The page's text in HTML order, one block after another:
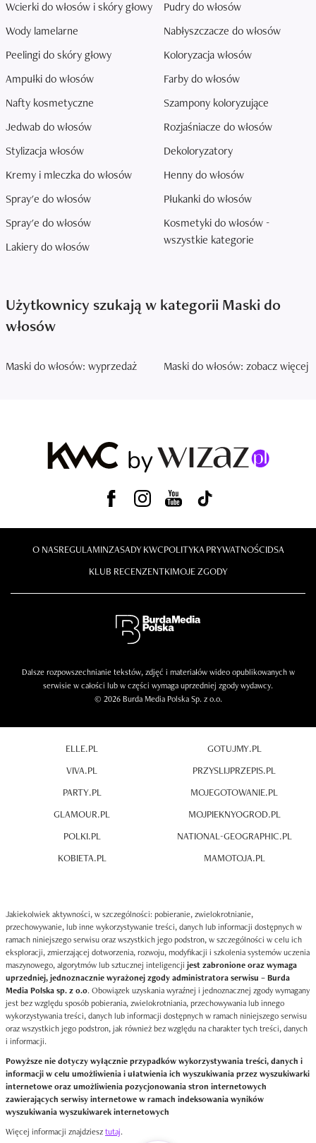
Wcierki do włosów i skóry głowy
Wody lamelarne
Peelingi do skóry głowy
Ampułki do włosów
Nafty kosmetyczne
Jedwab do włosów
Stylizacja włosów
Kremy i mleczka do włosów
Spray'e do włosów
Spray'e do włosów
Lakiery do włosów
Pudry do włosów
Nabłyszczacze do włosów
Koloryzacja włosów
Farby do włosów
Szampony koloryzujące
Rozjaśniacze do włosów
Dekoloryzatory
Henny do włosów
Płukanki do włosów
Kosmetyki do włosów -
wszystkie kategorie
Użytkownicy szukają w kategorii Maski do
włosów
Maski do włosów: wyprzedaż Maski do włosów: zobacz więcej
O NASREGULAMINZASADY KWCPOLITYKA PRYWATNOŚCIDSA
KLUB RECENZENTKIMOJE ZGODY
Dalsze rozpowszechnianie tekstów, zdjęć i materiałów wideo opublikowanych w
serwisie w całości lub w części wymaga uprzedniej zgody wydawcy.
© 2026 Burda Media Polska Sp. z o.o.
ELLE.PL
VIVA.PL
PARTY.PL
GLAMOUR.PL
POLKI.PL
KOBIETA.PL
GOTUJMY.PL
PRZYSLIJPRZEPIS.PL
MOJEGOTOWANIE.PL
MOJPIEKNYOGROD.PL
NATIONAL-GEOGRAPHIC.PL
MAMOTOJA.PL
Jakiekolwiek aktywności, w szczególności: pobieranie, zwielokrotnianie,
przechowywanie, lub inne wykorzystywanie treści, danych lub informacji dostępnych w
ramach niniejszego serwisu oraz wszystkich jego podstron, w szczególności w celu ich
eksploracji, zmierzającej dotworzenia, rozwoju, modyfikacji i szkolenia systemów uczenia
maszynowego, algorytmów lub sztucznej inteligencji jest zabronione oraz wymaga
uprzedniej, jednoznacznie wyrażonej zgody administratora serwisu – Burda
Media Polska sp. z o.o. Obowiązek uzyskania wyraźnej i jednoznacznej zgody wymagany
jest bez względu sposób pobierania, zwielokrotniania, przechowywania lub innego
wykorzystywania treści, danych lub informacji dostępnych w ramach niniejszego serwisu
oraz wszystkich jego podstron, jak również bez względu na charakter tych treści, danych
i informacji.
Powyższe nie dotyczy wyłącznie przypadków wykorzystywania treści, danych i
informacji w celu umożliwienia i ułatwienia ich wyszukiwania przez wyszukiwarki
internetowe oraz umożliwienia pozycjonowania stron internetowych
zawierających serwisy internetowe w ramach indeksowania wyników
wyszukiwania wyszukiwarek internetowych
Więcej informacji znajdziesztutaj.